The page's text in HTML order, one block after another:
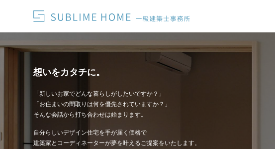
想いをカタチに。
「新しいお家でどんな暮らしがしたいですか？」
「お住まいの間取りは何を優先されていますか？」
そんな会話から打ち合わせは始まります。
自分らしいデザイン住宅を手が届く価格で
建築家とコーディネーターが夢を叶えるご提案をいたします。